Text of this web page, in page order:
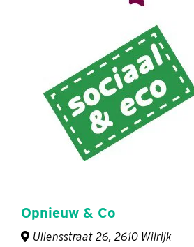
Opnieuw & Co
Ullensstraat 26, 2610 Wilrijk